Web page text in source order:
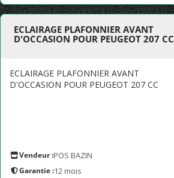
ECLAIRAGE PLAFONNIER AVANT
D'OCCASION POUR PEUGEOT 207 CC
ECLAIRAGE PLAFONNIER AVANT
D'OCCASION POUR PEUGEOT 207 CC
Vendeur :POS BAZIN
Garantie :12 mois